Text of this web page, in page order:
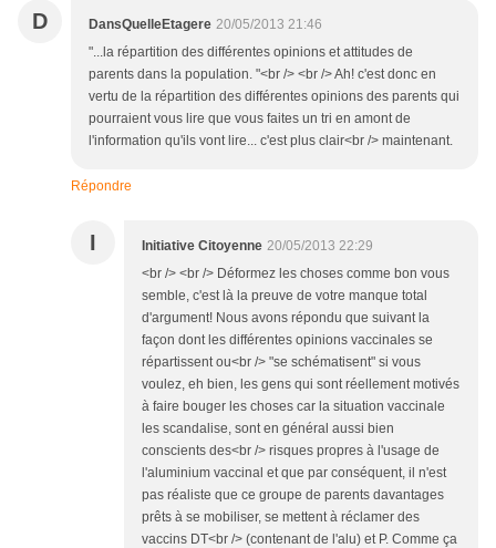
D DansQuelleEtagere 20/05/2013 21:46
"...la répartition des différentes opinions et attitudes de
parents dans la population. "<br /> <br /> Ah! c'est donc en
vertu de la répartition des différentes opinions des parents qui
pourraient vous lire que vous faites un tri en amont de
l'information qu'ils vont lire... c'est plus clair<br /> maintenant.
Répondre
I Initiative Citoyenne 20/05/2013 22:29
<br /> <br /> Déformez les choses comme bon vous
semble, c'est là la preuve de votre manque total
d'argument! Nous avons répondu que suivant la
façon dont les différentes opinions vaccinales se
répartissent ou<br /> "se schématisent" si vous
voulez, eh bien, les gens qui sont réellement motivés
à faire bouger les choses car la situation vaccinale
les scandalise, sont en général aussi bien
conscients des<br /> risques propres à l'usage de
l'aluminium vaccinal et que par conséquent, il n'est
pas réaliste que ce groupe de parents davantages
prêts à se mobiliser, se mettent à réclamer des
vaccins DT<br /> (contenant de l'alu) et P. Comme ça